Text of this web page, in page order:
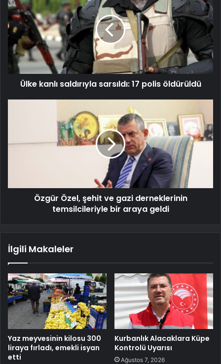
Ülke kanlı saldırıyla sarsıldı: 17 polis öldürüldü
Özgür Özel, şehit ve gazi derneklerinin
temsilcileriyle bir araya geldi
İlgili Makaleler
Yaz meyvesinin kilosu 300
liraya fırladı, emekli isyan
etti
Kurbanlık Alacaklara Küpe
Kontrolü Uyarısı
Ağustos 7, 2026